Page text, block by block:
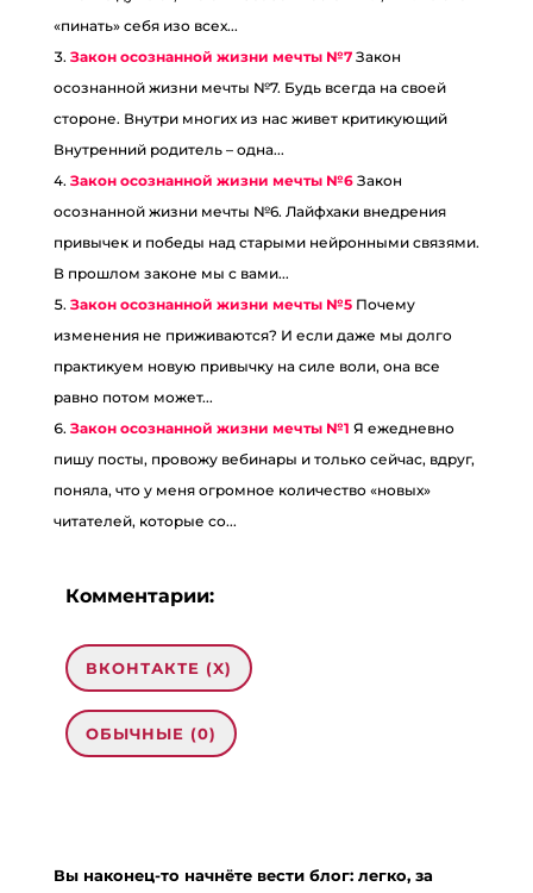
«пинать» себя изо всех...
Закон осознанной жизни мечты №7 Закон
осознанной жизни мечты №7. Будь всегда на своей
стороне. Внутри многих из нас живет критикующий
Внутренний родитель – одна...
Закон осознанной жизни мечты №6 Закон
осознанной жизни мечты №6. Лайфхаки внедрения
привычек и победы над старыми нейронными связями.
В прошлом законе мы с вами...
Закон осознанной жизни мечты №5 Почему
изменения не приживаются? И если даже мы долго
практикуем новую привычку на силе воли, она все
равно потом может...
Закон осознанной жизни мечты №1 Я ежедневно
пишу посты, провожу вебинары и только сейчас, вдруг,
поняла, что у меня огромное количество «новых»
читателей, которые со...
Комментарии:
ВКОНТАКТЕ (X)
ОБЫЧНЫЕ (0)
Обязательные поля помечены*
Вы наконец-то начнёте вести блог: легко, за